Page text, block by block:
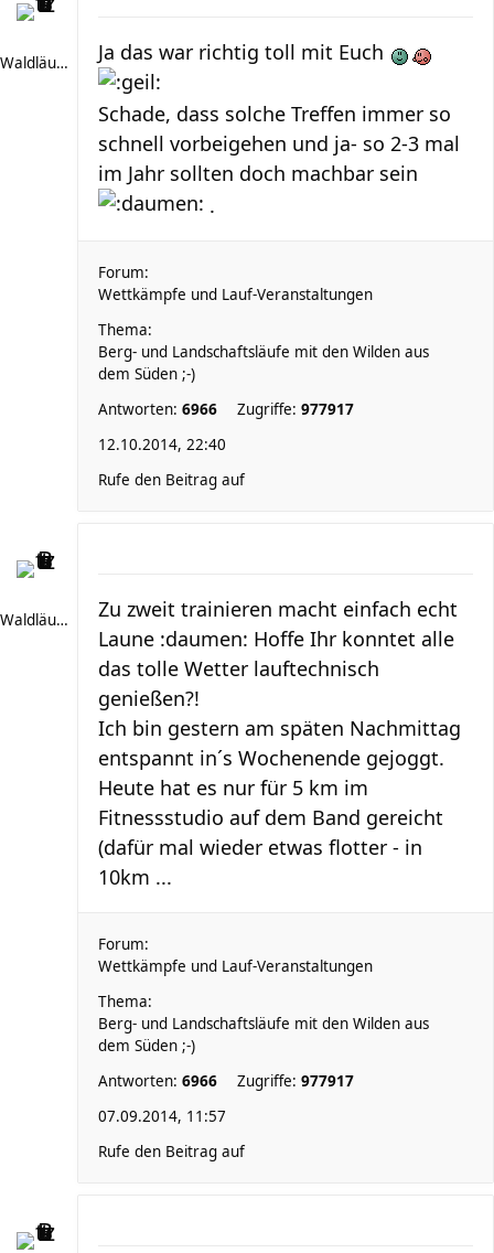
Waldläufer 66 Ja das war richtig toll mit Euch
Schade, dass solche Treffen immer so
schnell vorbeigehen und ja- so 2-3 mal
im Jahr sollten doch machbar sein
.
Forum:
Wettkämpfe und Lauf-Veranstaltungen
Thema:
Berg- und Landschaftsläufe mit den Wilden aus
dem Süden ;-)
Antworten: 6966 Zugriffe: 977917
12.10.2014, 22:40
Rufe den Beitrag auf
Waldläufer 66
Zu zweit trainieren macht einfach echt
Laune :daumen: Hoffe Ihr konntet alle
das tolle Wetter lauftechnisch
genießen?!
Ich bin gestern am späten Nachmittag
entspannt in´s Wochenende gejoggt.
Heute hat es nur für 5 km im
Fitnessstudio auf dem Band gereicht
(dafür mal wieder etwas flotter - in
10km ...
Forum:
Wettkämpfe und Lauf-Veranstaltungen
Thema:
Berg- und Landschaftsläufe mit den Wilden aus
dem Süden ;-)
Antworten: 6966 Zugriffe: 977917
07.09.2014, 11:57
Rufe den Beitrag auf